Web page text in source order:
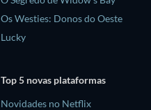
Os Westies: Donos do Oeste
Lucky
Top 5 novas plataformas
Novidades no Netflix